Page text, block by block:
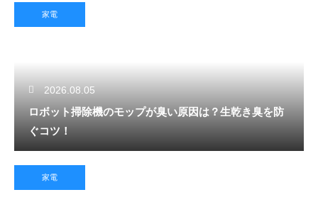
家電
2026.08.05
ロボット掃除機のモップが臭い原因は？生乾き臭を防
ぐコツ！
家電